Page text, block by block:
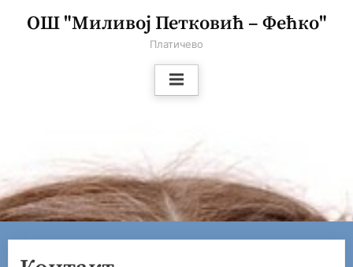
ОШ "Миливој Петковић – Фећко"
Платичево